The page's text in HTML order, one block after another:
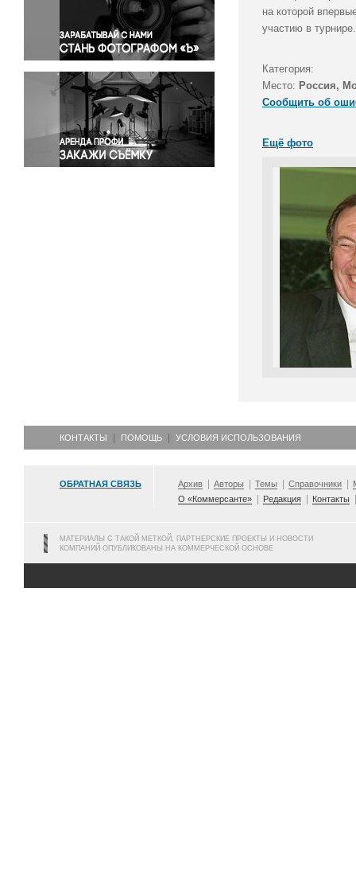
Правосудие
Происшествия и конфликты
Религия
Светская жизнь
Спорт
Экология
Экономика и бизнес
на которой
участию в
Категория:
Место: Россия,
Сообщить об
Ещё фото
КОНТАКТЫ ПОМОЩЬ УСЛОВИЯ ИСПОЛЬЗОВАНИЯ
ОБРАТНАЯ СВЯЗЬ Архив Авторы Темы Справочники
О «Коммерсанте»
Редакция Контакты
МАТЕРИАЛЫ С ТАКОЙ МЕТКОЙ, ПАРТНЕРСКИЕ ПРОЕКТЫ И НОВОСТИ
КОМПАНИЙ ОПУБЛИКОВАНЫ НА КОММЕРЧЕСКОЙ ОСНОВЕ